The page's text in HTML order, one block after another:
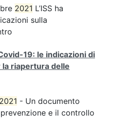
2021 L’ISS ha
sulla
19: le indicazioni di
riapertura delle
2021 - Un documento
e il controllo